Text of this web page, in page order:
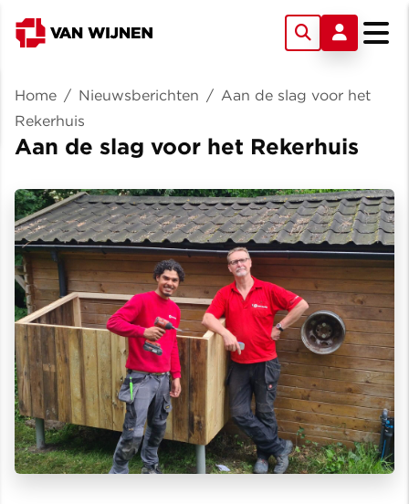
Home / Nieuwsberichten / Aan de slag voor het
Rekerhuis
Aan de slag voor het Rekerhuis